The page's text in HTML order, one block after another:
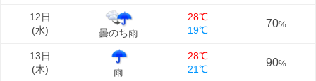
12日
(水) 曇のち雨
28℃
19℃
70%
13日
(木) 雨
28℃
21℃
90%